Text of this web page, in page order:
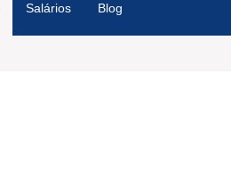
Salários Blog